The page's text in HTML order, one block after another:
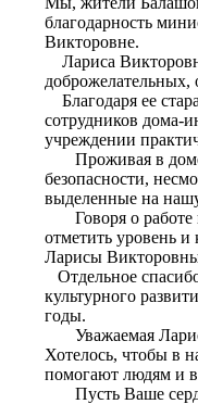
благодарность
Викторовне.
Лариса
Благодаря ее
сотрудников дома-
учреждении
Проживая в доме-
безопасности,
выделенные на
Говоря о работе
отметить уровень и
Ларисы
Отдельное
культурного
годы.
Уважаемая
Хотелось, чтобы в
помогают людям и
Пусть Ваше